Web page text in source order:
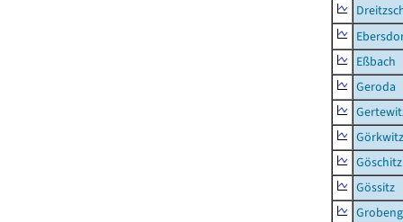
Eßbach
Geroda
Görkwitz
Göschitz
Gössitz